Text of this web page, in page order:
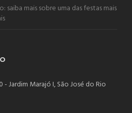
saiba mais sobre uma das festas mais
- Jardim Marajó I, São José do Rio